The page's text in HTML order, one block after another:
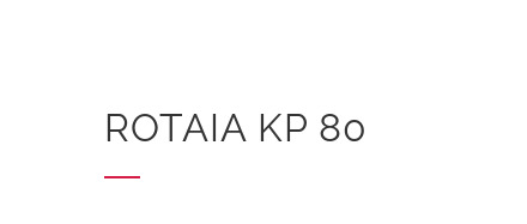
ROTAIA KP 80